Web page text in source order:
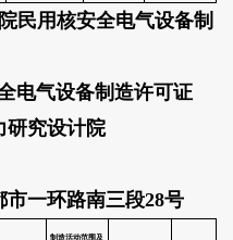
民用核安全电气设备制
气设备制造许可证
究设计院
一环路南三段28号